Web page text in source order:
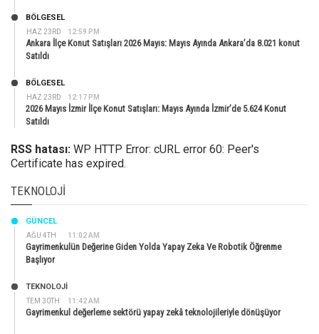
HAZ 23RD 12:59 PM
BÖLGESEL
Ankara İlçe Konut Satışları 2026 Mayıs: Mayıs Ayında Ankara’da 8.021 konut
Satıldı
HAZ 23RD 12:17 PM
BÖLGESEL
2026 Mayıs İzmir İlçe Konut Satışları: Mayıs Ayında İzmir’de 5.624 Konut
Satıldı
RSS hatası: WP HTTP Error: cURL error 60: Peer's
Certificate has expired.
TEKNOLOJI
AĞU 4TH 11:02 AM
GÜNCEL
Gayrimenkulün Değerine Giden Yolda Yapay Zeka Ve Robotik Öğrenme
Başlıyor
TEM 30TH 11:42 AM
TEKNOLOJİ
Gayrimenkul değerleme sektörü yapay zekâ teknolojileriyle dönüşüyor